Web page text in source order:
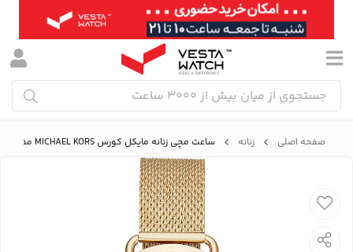
صفحه اصلی زنانه ساعت مچی زنانه مایکل کورس MICHAEL KORS مدل MK3844